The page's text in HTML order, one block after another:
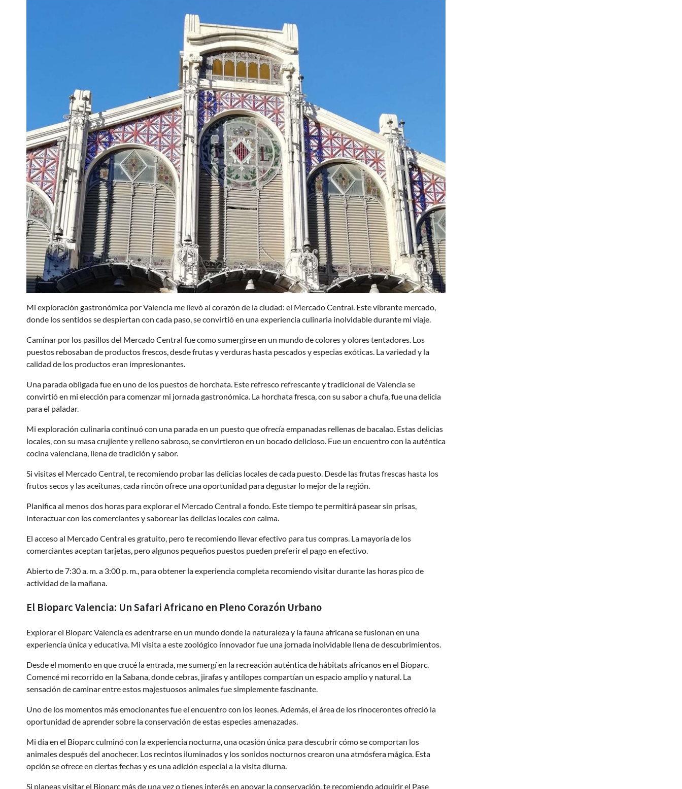
Mi exploración gastronómica por Valencia me llevó al corazón de la ciudad: el Mercado Central. Este vibrante mercado,
donde los sentidos se despiertan con cada paso, se convirtió en una experiencia culinaria inolvidable durante mi viaje.
Caminar por los pasillos del Mercado Central fue como sumergirse en un mundo de colores y olores tentadores. Los
puestos rebosaban de productos frescos, desde frutas y verduras hasta pescados y especias exóticas. La variedad y la
calidad de los productos eran impresionantes.
Una parada obligada fue en uno de los puestos de horchata. Este refresco refrescante y tradicional de Valencia se
convirtió en mi elección para comenzar mi jornada gastronómica. La horchata fresca, con su sabor a chufa, fue una delicia
para el paladar.
Mi exploración culinaria continuó con una parada en un puesto que ofrecía empanadas rellenas de bacalao. Estas delicias
locales, con su masa crujiente y relleno sabroso, se convirtieron en un bocado delicioso. Fue un encuentro con la auténtica
cocina valenciana, llena de tradición y sabor.
Si visitas el Mercado Central, te recomiendo probar las delicias locales de cada puesto. Desde las frutas frescas hasta los
frutos secos y las aceitunas, cada rincón ofrece una oportunidad para degustar lo mejor de la región.
Planifica al menos dos horas para explorar el Mercado Central a fondo. Este tiempo te permitirá pasear sin prisas,
interactuar con los comerciantes y saborear las delicias locales con calma.
El acceso al Mercado Central es gratuito, pero te recomiendo llevar efectivo para tus compras. La mayoría de los
comerciantes aceptan tarjetas, pero algunos pequeños puestos pueden preferir el pago en efectivo.
Abierto de 7:30 a. m. a 3:00 p. m., para obtener la experiencia completa recomiendo visitar durante las horas pico de
actividad de la mañana.
El Bioparc Valencia: Un Safari Africano en Pleno Corazón Urbano
Explorar el Bioparc Valencia es adentrarse en un mundo donde la naturaleza y la fauna africana se fusionan en una
experiencia única y educativa. Mi visita a este zoológico innovador fue una jornada inolvidable llena de descubrimientos.
Desde el momento en que crucé la entrada, me sumergí en la recreación auténtica de hábitats africanos en el Bioparc.
Comencé mi recorrido en la Sabana, donde cebras, jirafas y antílopes compartían un espacio amplio y natural. La
sensación de caminar entre estos majestuosos animales fue simplemente fascinante.
Uno de los momentos más emocionantes fue el encuentro con los leones. Además, el área de los rinocerontes ofreció la
oportunidad de aprender sobre la conservación de estas especies amenazadas.
Mi día en el Bioparc culminó con la experiencia nocturna, una ocasión única para descubrir cómo se comportan los
animales después del anochecer. Los recintos iluminados y los sonidos nocturnos crearon una atmósfera mágica. Esta
opción se ofrece en ciertas fechas y es una adición especial a la visita diurna.
Si planeas visitar el Bioparc más de una vez o tienes interés en apoyar la conservación, te recomiendo adquirir el Pase